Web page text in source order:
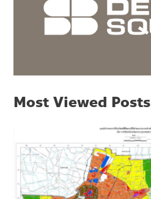
Most Viewed Posts